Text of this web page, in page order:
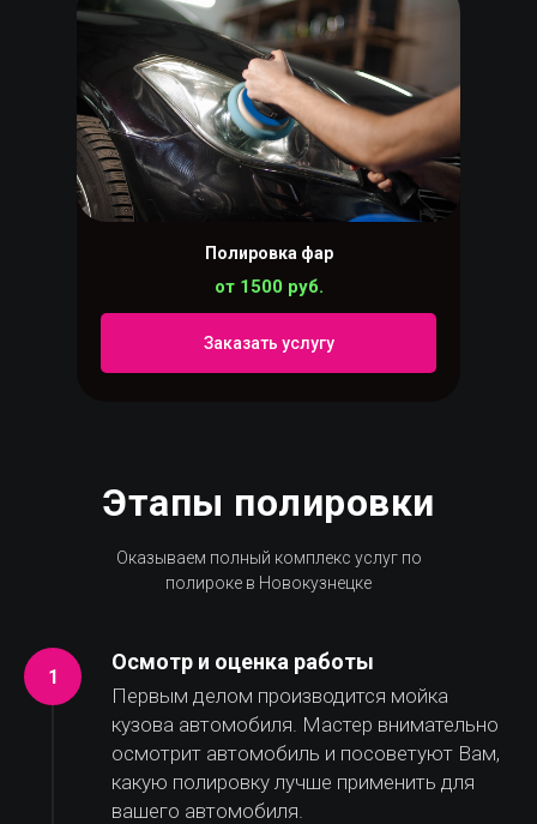
Полировка фар
от 1500 руб.
Заказать услугу
Этапы полировки
Оказываем полный комплекс услуг по
полироке в Новокузнецке
Осмотр и оценка работы
Первым делом производится мойка
кузова автомобиля. Мастер внимательно
осмотрит автомобиль и посоветуют Вам,
какую полировку лучше применить для
вашего автомобиля.